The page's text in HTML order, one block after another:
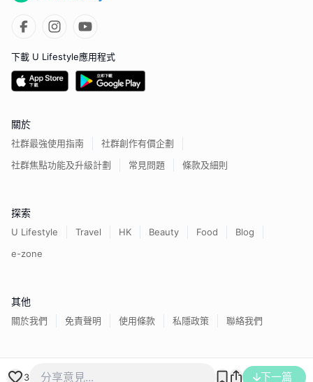
3 下一篇
下載 U Lifestyle應用程式
關於
社群最強使用指南
社群創作有價企劃
社群焦點功能及升級計劃
常見問題 條款及細則
探索
U Lifestyle Travel HK Beauty Food
Blog
e-zone
其他
關於我們 免責聲明 使用條款 私隱政策 聯絡我們
香港經濟日報版權所有©